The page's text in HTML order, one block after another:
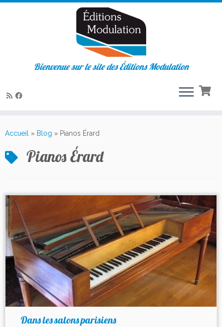
au
Bienvenue sur le site des Éditions Modulation
Accueil » Blog » Pianos Érard
Pianos Érard
Dans les salons parisiens